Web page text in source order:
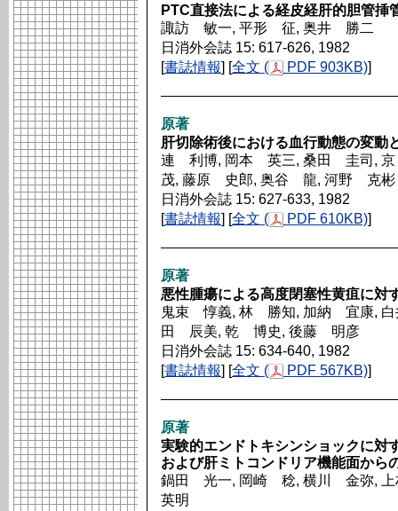
PTC直接法による経皮経肝的胆管挿
諏訪 敏一, 平形 征, 奥井 勝二
日消外会誌 15: 617-626, 1982
[書誌情報] [全文 ( PDF 903KB)]
原著
肝切除術後における血行動態の変動
連 利博, 岡本 英三, 桑田 圭司,
茂, 藤原 史郎, 奥谷 龍, 河野 克彬
日消外会誌 15: 627-633, 1982
[書誌情報] [全文 ( PDF 610KB)]
原著
悪性腫瘍による高度閉塞性黄疽に対
鬼束 惇義, 林 勝知, 加納 宜康,
田 辰美, 乾 博史, 後藤 明彦
日消外会誌 15: 634-640, 1982
[書誌情報] [全文 ( PDF 567KB)]
原著
実験的エンドトキシンショックに
および肝ミトコンドリア機能面から
鍋田 光一, 岡崎 稔, 横川 金弥,
英明